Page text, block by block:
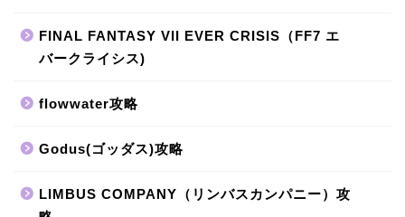
FINAL FANTASY VII EVER CRISIS（FF7 エ
バークライシス)
flowwater攻略
Godus(ゴッダス)攻略
LIMBUS COMPANY（リンバスカンパニー）攻